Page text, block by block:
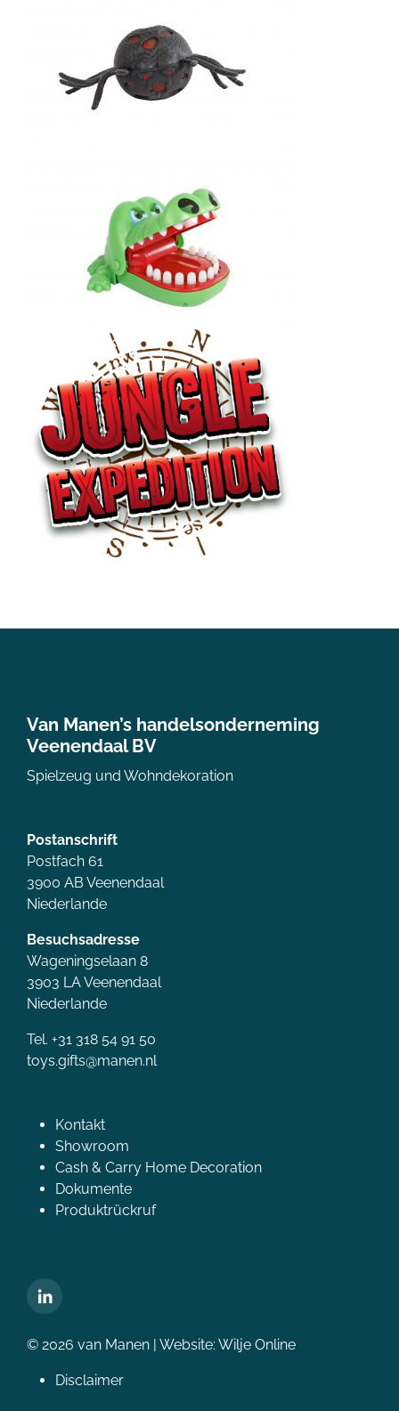
Van Manen’s handelsonderneming
Veenendaal BV
Spielzeug und Wohndekoration
Postanschrift
Postfach 61
3900 AB Veenendaal
Niederlande
Besuchsadresse
Wageningselaan 8
3903 LA Veenendaal
Niederlande
Tel. +31 318 54 91 50
toys.gifts@manen.nl
Kontakt
Showroom
Cash & Carry Home Decoration
Dokumente
Produktrückruf
© 2026 van Manen | Website: Wilje Online
Disclaimer